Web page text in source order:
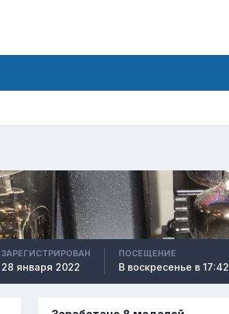
ЗАРЕГИСТРИРОВАН
28 января 2022
ПОСЕЩЕНИЕ
В воскресенье в 17:42